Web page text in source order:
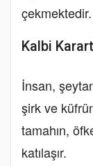
çekmektedir.
Kalbi
İnsan,
şirk ve
tamahın,
katılaşır.